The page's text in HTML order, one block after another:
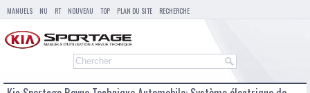
MANUELS NU RT NOUVEAU TOP PLAN DU SITE RECHERCHE